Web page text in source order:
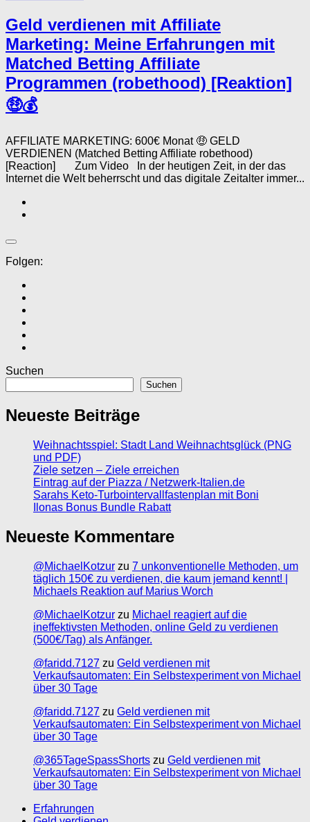
Geld verdienen mit Affiliate
Marketing: Meine Erfahrungen mit
Matched Betting Affiliate
Programmen (robethood) [Reaktion]
🤑💰
AFFILIATE MARKETING: 600€ Monat 🤑 GELD
VERDIENEN (Matched Betting Affiliate robethood)
[Reaction] Zum Video In der heutigen Zeit, in der das
Internet die Welt beherrscht und das digitale Zeitalter immer...
Folgen:
Suchen
Suchen
Neueste Beiträge
Weihnachtsspiel: Stadt Land Weihnachtsglück (PNG
und PDF)
Ziele setzen – Ziele erreichen
Eintrag auf der Piazza / Netzwerk-Italien.de
Sarahs Keto-Turbointervallfastenplan mit Boni
Ilonas Bonus Bundle Rabatt
Neueste Kommentare
@MichaelKotzur zu 7 unkonventionelle Methoden, um
täglich 150€ zu verdienen, die kaum jemand kennt! |
Michaels Reaktion auf Marius Worch
@MichaelKotzur zu Michael reagiert auf die
ineffektivsten Methoden, online Geld zu verdienen
(500€/Tag) als Anfänger.
@faridd.7127 zu Geld verdienen mit
Verkaufsautomaten: Ein Selbstexperiment von Michael
über 30 Tage
@faridd.7127 zu Geld verdienen mit
Verkaufsautomaten: Ein Selbstexperiment von Michael
über 30 Tage
@365TageSpassShorts zu Geld verdienen mit
Verkaufsautomaten: Ein Selbstexperiment von Michael
über 30 Tage
Erfahrungen